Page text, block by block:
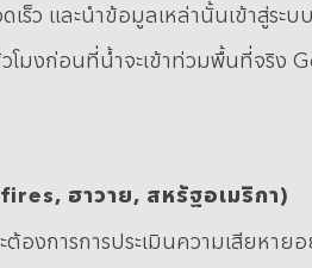
ร็ว และนำข้อมูลเหล่านั้นเข้าสู่ระ
โมงก่อนที่น้ำจะเข้าท่วมพื้นที่จริง
ฮาวาย, สหรัฐอเมริกา)
งการการประเมินความเสียหายอ